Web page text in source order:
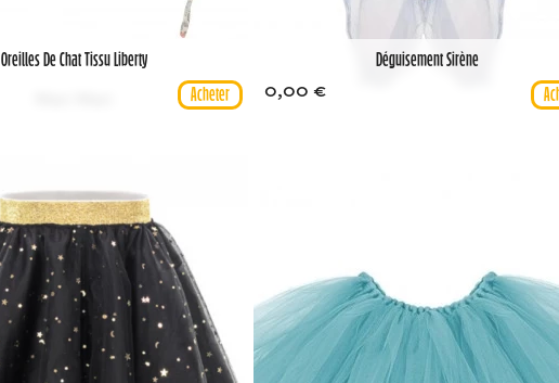
Oreilles De Chat Tissu Liberty Déguisement Sirène
0,00 €